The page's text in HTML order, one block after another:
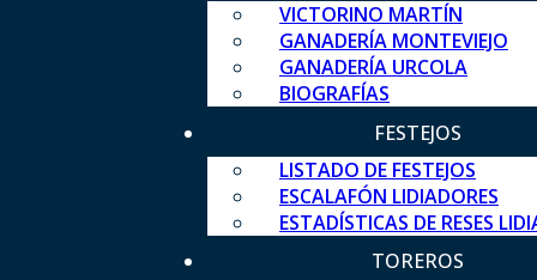
VICTORINO MARTÍN
GANADERÍA MONTEVIEJO
GANADERÍA URCOLA
BIOGRAFÍAS
FESTEJOS
LISTADO DE FESTEJOS
ESCALAFÓN LIDIADORES
ESTADÍSTICAS DE RESES
TOREROS